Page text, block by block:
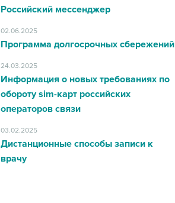
Российский мессенджер
02.06.2025
Программа долгосрочных сбережений
24.03.2025
Информация о новых требованиях по
обороту sim-карт российских
операторов связи
03.02.2025
Дистанционные способы записи к
врачу